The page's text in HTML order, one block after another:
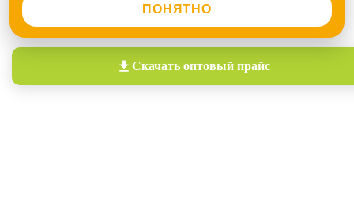
ПОНЯТНО
Скачать оптовый прайс